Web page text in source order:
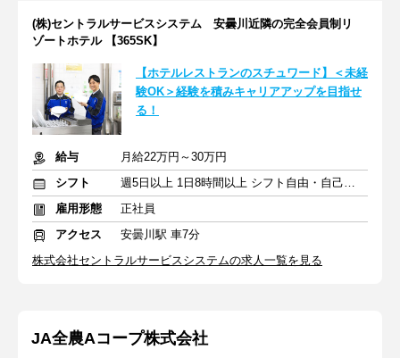
(株)セントラルサービスシステム 安曇川近隣の完全会員制リ
ゾートホテル 【365SK】
【ホテルレストランのスチュワード】＜未経
験OK＞経験を積みキャリアアップを目指せ
る！
給与
月給22万円～30万円
シフト
週5日以上 1日8時間以上 シフト自由・自己申告
雇用形態
正社員
アクセス
安曇川駅 車7分
株式会社セントラルサービスシステムの求人一覧を見る
JA全農Aコープ株式会社